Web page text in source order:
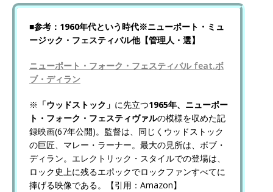
■参考：1960年代という時代※ニューポート・ミュ
ージック・フェスティバル他【管理人・選】
ニューポート・フォーク・フェスティバル feat.ボ
ブ・ディラン
※ 「ウッドストック」 に先立つ1965年、ニューポー
ト・フォーク・フェスティヴァルの模様を収めた記
録映画(67年公開)。監督は、同じくウッドストック
の巨匠、マレー・ラーナー。最大の見所は、ボブ・
ディラン。エレクトリック・スタイルでの登場は、
ロック史上に残るエポックでロックファンすべてに
捧げる映像である。【引用：Amazon】